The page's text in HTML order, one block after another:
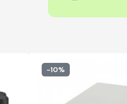
-10%